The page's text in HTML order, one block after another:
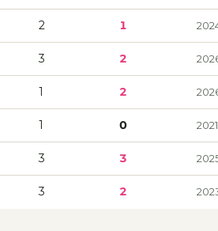
2 1
3 2
1 2
1 0
3 3
3 2